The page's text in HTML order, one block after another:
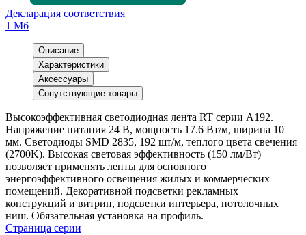
Декларация соответствия
1 Мб
Описание
Характеристики
Аксессуары
Сопутствующие товары
Высокоэффективная светодиодная лента RT серии A192.
Напряжение питания 24 В, мощность 17.6 Вт/м, ширина 10
мм. Светодиоды SMD 2835, 192 шт/м, теплого цвета свечения
(2700K). Высокая световая эффективность (150 лм/Вт)
позволяет применять ленты для основного
энергоэффективного освещения жилых и коммерческих
помещений. Декоративной подсветки рекламных
конструкций и витрин, подсветки интерьера, потолочных
ниш. Обязательная установка на профиль.
Страница серии